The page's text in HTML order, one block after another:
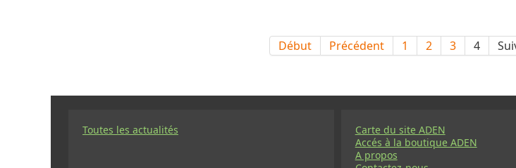
Début Précédent 1 2 3 4
Toutes les actualités
Carte du site ADEN
Accés à la boutique ADEN
A propos